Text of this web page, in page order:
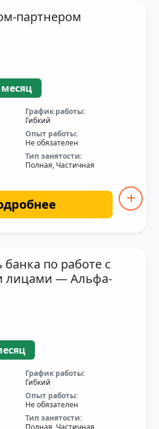
партнером
месяц
График работы:
Гибкий
Опыт работы:
Не обязателен
Тип занятости:
Полная, Частичная
по работе с
лицами — Альфа-
График работы:
Гибкий
Опыт работы:
Не обязателен
Тип занятости:
Полная, Частичная